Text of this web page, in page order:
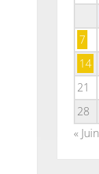
7
14
21
28
« Juin